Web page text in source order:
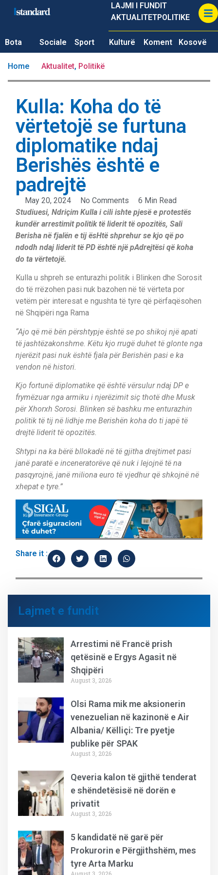
LAJMI I FUNDIT
AKTUALITETPOLITIKE
Bota Sociale Sport Kulturë Koment Kosovë
Home Aktualitet, Politikë
Kulla: Koha do të
vërtetojë se furtuna
diplomatike ndaj
Berishës është e
padrejtë
May 20, 2024 No Comments
6 Min Read
Studiuesi, Ndriçim Kulla i cili ishte pjesë e protestës
kundër arrestimit politik të liderit të opozitës, Sali
Berisha në fjalën e tij ësHtë shprehur se kjo që po
ndodh ndaj liderit të PD është një pAdrejtësi që koha
do ta vërtetojë.
Kulla u shpreh se enturazhi politik i Blinken dhe Sorosit
do të rrëzohen pasi nuk bazohen në të vërteta por
vetëm për interesat e ngushta të tyre që përfaqësohen
në Shqipëri nga Rama
“Ajo që më bën përshtypje është se po shikoj një apati
të jashtëzakonshme. Këtu kjo rrugë duhet të glonte nga
njerëzit pasi nuk është fjala për Berishën pasi e ka
vendon në histori.
Kjo fortunë diplomatike që është vërsulur ndaj DP e
frymëzuar nga armiku i njerëzimit siç thotë dhe Musk
për Xhorxh Sorosi. Blinken së bashku me enturazhin
politik të tij në lidhje me Berishën koha do ti japë të
drejtë liderit të opozitës.
Shtypi na ka bërë bllokadë në të gjitha drejtimet pasi
janë paratë e inceneratorëve që nuk i lejojnë të na
pasqyrojnë, janë miliona euro të vjedhur që shkojnë në
xhepat e tyre.”
Share it :
Lajmet e fundit
Arrestimi në Francë prish
qetësinë e Ergys Agasit në
Shqipëri
August 3, 2026
Olsi Rama mik me aksionerin
venezuelian në kazinonë e Air
Albania/ Këlliçi: Tre pyetje
publike për SPAK
August 3, 2026
Qeveria kalon të gjithë tenderat
e shëndetësisë në dorën e
privatit
August 3, 2026
5 kandidatë në garë për
Prokurorin e Përgjithshëm, mes
tyre Arta Marku